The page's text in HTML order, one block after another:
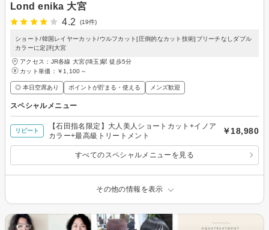
Lond enika 大宮
4.2
(19件)
ショート/韓国レイヤーカット/ウルフカット[圧倒的なカット技術]ブリーチなしダブル
カラーに定評[大宮
アクセス：JR各線 大宮(埼玉)駅 徒歩5分
カット単価： ￥1,100～
◎ 本日空席あり ポイントが貯まる・使える メンズ歓迎
スペシャルメニュー
リピート
【石田指名限定】大人美人ショートカット+イノア
カラー+最高級トリートメント
￥18,980
すべてのスペシャルメニューを見る
その他の情報を表示